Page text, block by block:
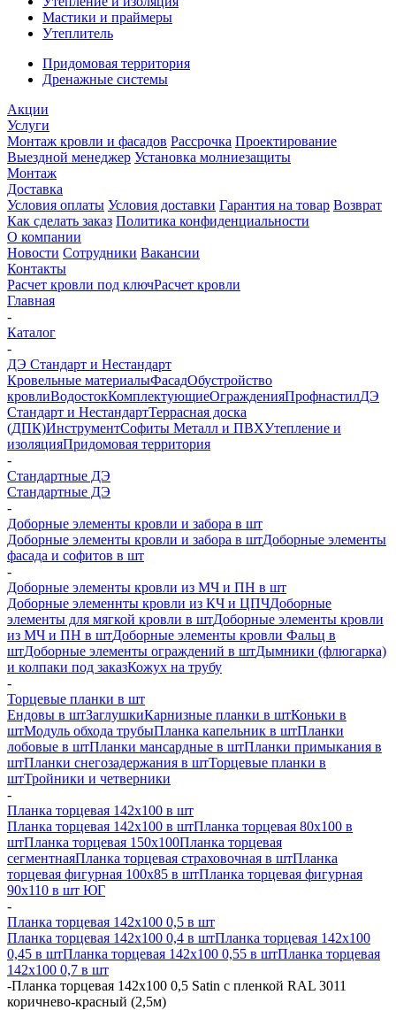
Мастики и праймеры
Утеплитель
Придомовая территория
Дренажные системы
Акции
Услуги
Монтаж кровли и фасадов Рассрочка Проектирование
Выездной менеджер Установка молниезащиты
Монтаж
Доставка
Условия оплаты Условия доставки Гарантия на товар Возврат
Как сделать заказ Политика конфиденциальности
О компании
Новости Сотрудники Вакансии
Контакты
Расчет кровли под ключРасчет кровли
Главная
-
Каталог
-
ДЭ Стандарт и Нестандарт
Кровельные материалыФасадОбустройство
кровлиВодостокКомплектующиеОгражденияПрофнастилДЭ
Стандарт и НестандартТеррасная доска
(ДПК)ИнструментСофиты Металл и ПВХУтепление и
изоляцияПридомовая территория
-
Стандартные ДЭ
Стандартные ДЭ
-
Доборные элементы кровли и забора в шт
Доборные элементы кровли и забора в штДоборные элементы
фасада и софитов в шт
-
Доборные элементы кровли из МЧ и ПН в шт
Доборные элеменнты кровли из КЧ и ЦПЧДоборные
элементы для мягкой кровли в штДоборные элементы кровли
из МЧ и ПН в штДоборные элементы кровли Фальц в
штДоборные элементы ограждений в штДымники (флюгарка)
и колпаки под заказКожух на трубу
-
Торцевые планки в шт
Ендовы в штЗаглушкиКарнизные планки в штКоньки в
штМодуль обхода трубыПланка капельник в штПланки
лобовые в штПланки мансардные в штПланки примыкания в
штПланки снегозадержания в штТорцевые планки в
штТройники и четверники
-
Планка торцевая 142х100 в шт
Планка торцевая 142х100 в штПланка торцевая 80х100 в
штПланка торцевая 150х100Планка торцевая
сегментнаяПланка торцевая страховочная в штПланка
торцевая фигурная 100х85 в штПланка торцевая фигурная
90х110 в шт ЮГ
-
Планка торцевая 142х100 0,5 в шт
Планка торцевая 142х100 0,4 в штПланка торцевая 142х100
0,45 в штПланка торцевая 142х100 0,55 в штПланка торцевая
142х100 0,7 в шт
-Планка торцевая 142х100 0,5 Satin с пленкой RAL 3011
коричнево-красный (2,5м)